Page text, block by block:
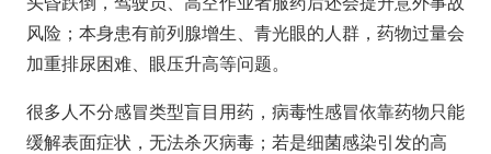
风险；本身患有前列腺增生、青光眼的人群，药物过量会
加重排尿困难、眼压升高等问题。
很多人不分感冒类型盲目用药，病毒性感冒依靠药物只能
缓解表面症状，无法杀灭病毒；若是细菌感染引发的高